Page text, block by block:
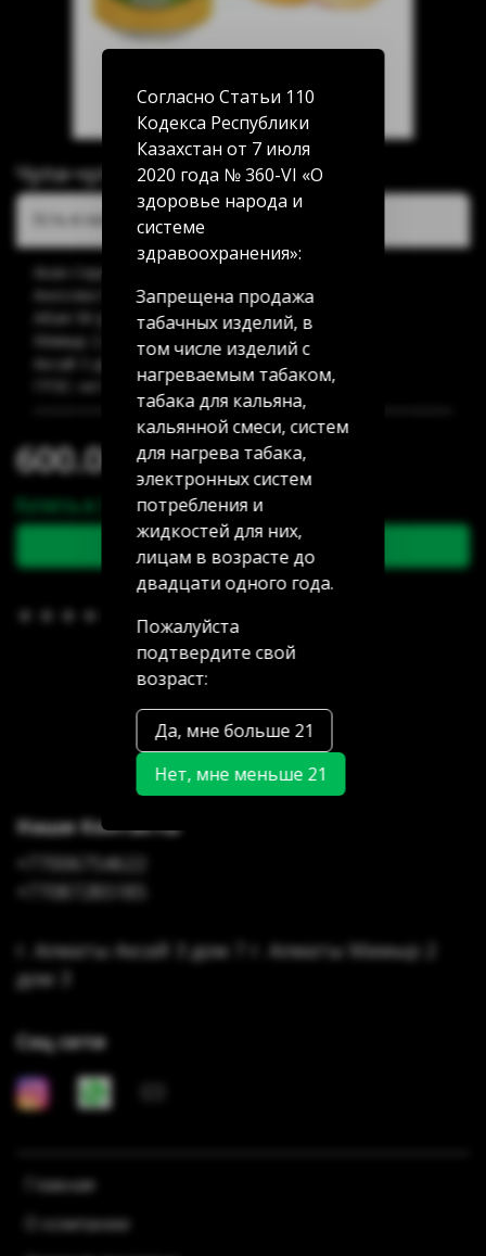
Чупа-чупс Манго 0.3л
(0) В избранное
600.00 тг
Купить в 1 клик
В корзину
Есть в наличии:
Акан Серы 20/5: нет в наличии
Аносова 91: нет в наличии
Абая 58 (уг Манаса): нет в наличии
Мамыр 2 дом 3: нет в наличии
Аксай 3 дом 7: нет в наличии
ГРЭС: нет в наличии
Главная
О компании
Наши Контакты
+77006754622
+77087285185
г. Алматы Аксай 3 дом 7 г. Алматы Мамыр 2
дом 3
Соц сети
Согласно Статьи 110
Кодекса Республики
Казахстан от 7 июля
2020 года № 360-VI «О
здоровье народа и
системе
здравоохранения»:
Запрещена продажа
табачных изделий, в
том числе изделий с
нагреваемым табаком,
табака для кальяна,
кальянной смеси, систем
для нагрева табака,
электронных систем
потребления и
жидкостей для них,
лицам в возрасте до
двадцати одного года.
Пожалуйста
подтвердите свой
возраст:
Да, мне больше 21
Нет, мне меньше 21